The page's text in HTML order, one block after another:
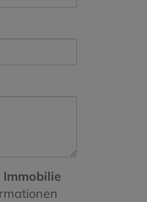
Immobilie